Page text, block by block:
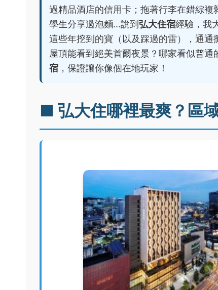
過精品酒店的信用卡；拖著行李在錯綜
學生分享過泡麵...說到弘大住宿經驗，我
這些年挖到的寶（以及踩過的雷），通
屋頂能看到絕美首爾夜景？哪家看似普
宿 ，保證讓你像個在地玩家！
■ 弘大住哪裡最爽？區